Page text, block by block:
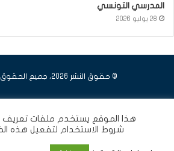
المدرسي التونسي
28 يوليو 2026
© حقوق النشر 2026، جميع الحقوق محفوظة
هذا الموقع يستخدم ملفات تعريف
شروط الاستخدام لتفعيل هذه